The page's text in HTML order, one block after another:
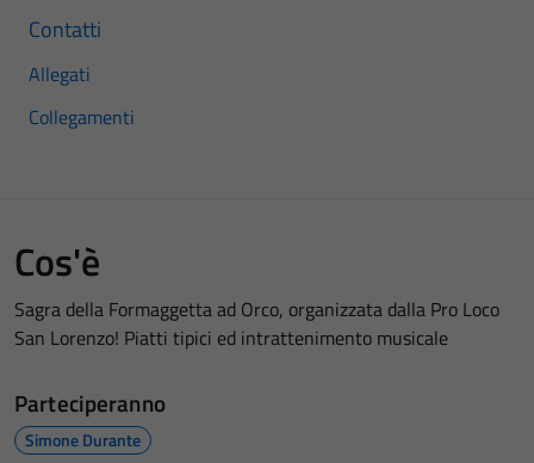
Contatti
Allegati
Collegamenti
Cos'è
Sagra della Formaggetta ad Orco, organizzata dalla Pro Loco
San Lorenzo! Piatti tipici ed intrattenimento musicale
Parteciperanno
Simone Durante